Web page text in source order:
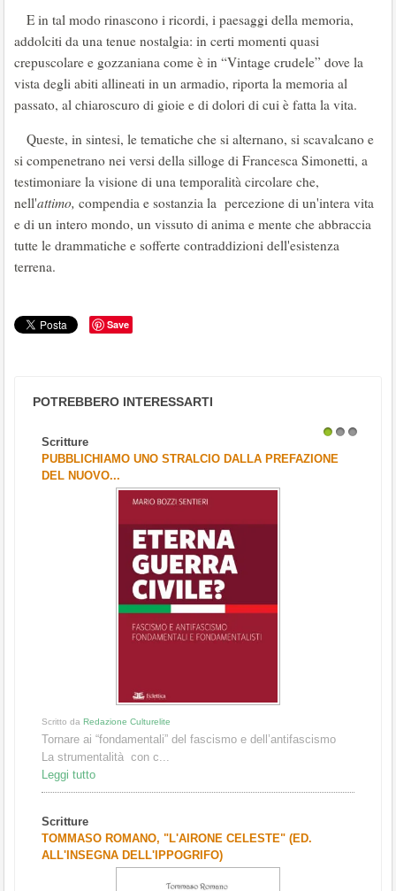
E in tal modo rinascono i ricordi, i paesaggi della memoria,
addolciti da una tenue nostalgia: in certi momenti quasi
crepuscolare e gozzaniana come è in “Vintage crudele” dove la
vista degli abiti allineati in un armadio, riporta la memoria al
passato, al chiaroscuro di gioie e di dolori di cui è fatta la vita.
Queste, in sintesi, le tematiche che si alternano, si scavalcano e
si compenetrano nei versi della silloge di Francesca Simonetti, a
testimoniare la visione di una temporalità circolare che,
nell'attimo, compendia e sostanzia la percezione di un'intera vita
e di un intero mondo, un vissuto di anima e mente che abbraccia
tutte le drammatiche e sofferte contraddizioni dell'esistenza
terrena.
Save
POTREBBERO INTERESSARTI
Scritture
PUBBLICHIAMO UNO STRALCIO DALLA PREFAZIONE
DEL NUOVO...
Scritto da Redazione Culturelite
Tornare ai “fondamentali” del fascismo e dell’antifascismo
La strumentalità con c...
Leggi tutto
Scritture
TOMMASO ROMANO, "L'AIRONE CELESTE" (ED.
ALL'INSEGNA DELL'IPPOGRIFO)